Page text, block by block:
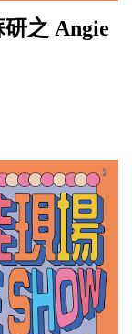
之 Angie